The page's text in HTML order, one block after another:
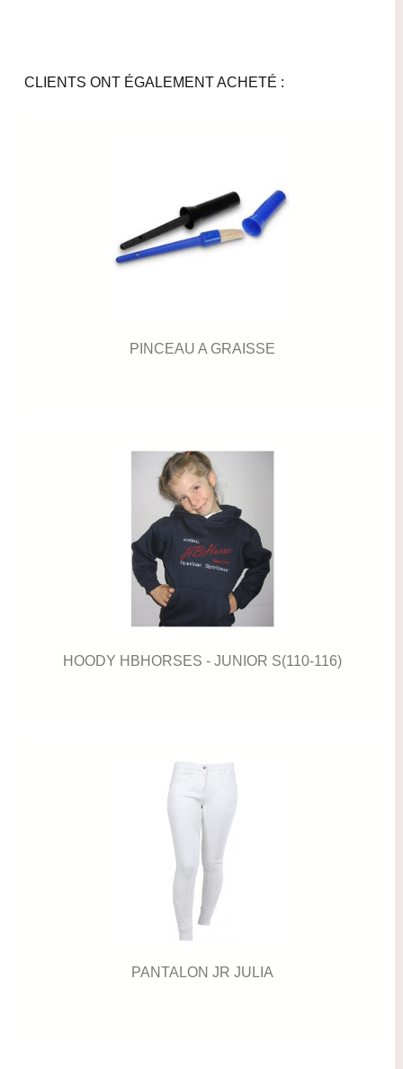
CLIENTS ONT ÉGALEMENT ACHETÉ :
PINCEAU A GRAISSE
HOODY HBHORSES - JUNIOR S(110-116)
PANTALON JR JULIA